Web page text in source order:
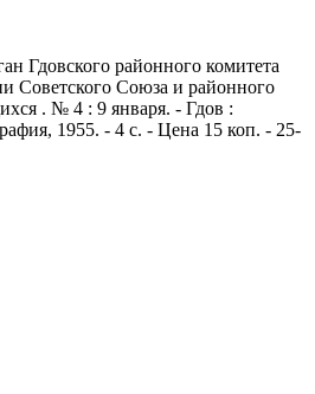
Гдовского районного комитета
Советского Союза и районного
. № 4 : 9 января. - Гдов :
1955. - 4 с. - Цена 15 коп. - 25-